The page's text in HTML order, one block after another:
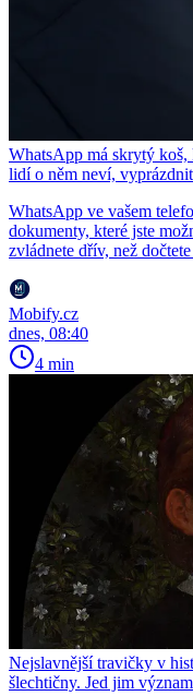
WhatsApp má skrytý
lidí o něm neví,
WhatsApp ve vašem
dokumenty, které jste
zvládnete dřív, než
Mobify.cz
dnes, 08:40
4 min
Nejslavnější travičky v
šlechtičny. Jed jim